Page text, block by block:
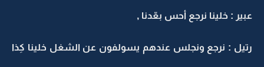
عبير : خلينا نرجع أحس بعّدنا ,
رتيل : نرجع ونجلس عندهم يسولفون عن الشغل خلينا كِذا